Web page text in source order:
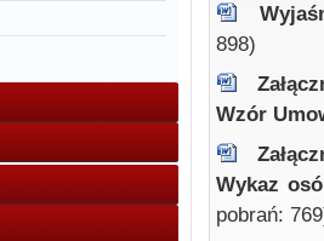
898)
Wzór
Wykaz
pobrań: